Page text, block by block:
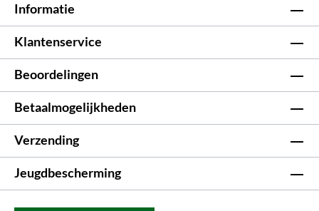
Informatie
Klantenservice
Beoordelingen
Betaalmogelijkheden
Verzending
Jeugdbescherming